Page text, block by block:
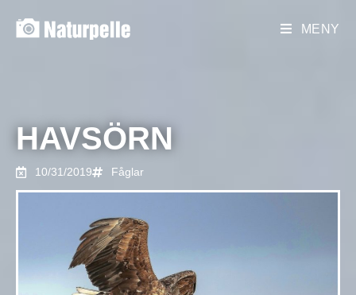
MENY
HAVSÖRN
10/31/2019 Fåglar